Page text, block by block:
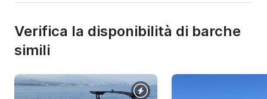
Verifica la disponibilità di barche
simili